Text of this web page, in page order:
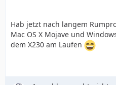
Hab jetzt nach langem
Mac OS X Mojave und
dem X230 am Laufen